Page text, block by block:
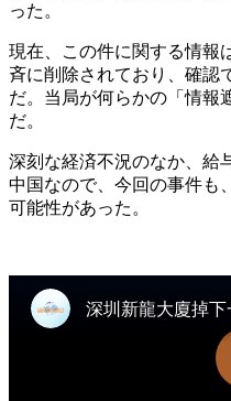
った。
現在、この件に関する情報
斉に削除されており、確認
だ。当局が何らかの「情報
だ。
深刻な経済不況のなか、給
中国なので、今回の事件も
可能性があった。